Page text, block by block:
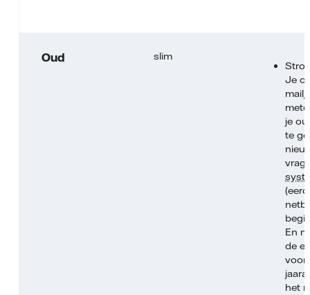
Oud slim
Je
mail/
je
te
En
de
voor
het